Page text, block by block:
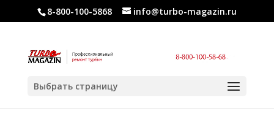
8-800-100-5868 info@turbo-magazin.ru
Выбрать страницу